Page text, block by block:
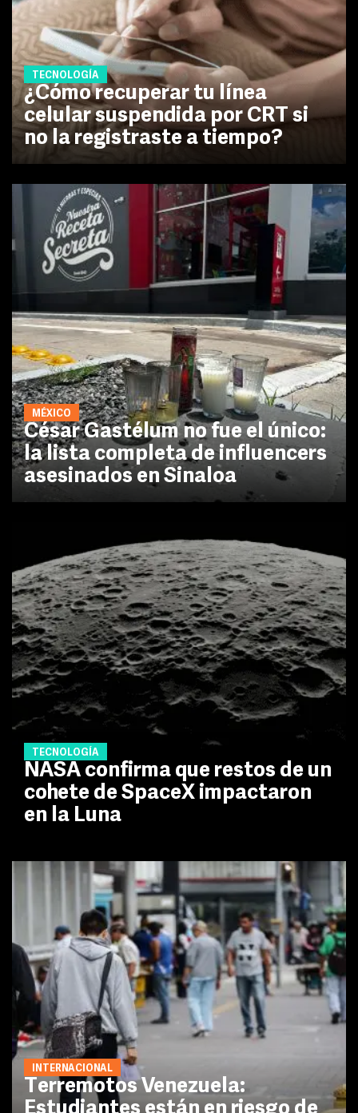
TECNOLOGÍA
¿Cómo recuperar tu línea
celular suspendida por CRT si
no la registraste a tiempo?
MÉXICO
César Gastélum no fue el único:
la lista completa de influencers
asesinados en Sinaloa
TECNOLOGÍA
NASA confirma que restos de un
cohete de SpaceX impactaron
en la Luna
INTERNACIONAL
Terremotos Venezuela: